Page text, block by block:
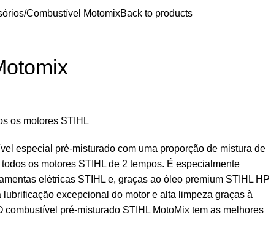
Combustível MotomixBack to products
os motores STIHL
especial pré-misturado com uma proporção de mistura de
os motores STIHL de 2 tempos. É especialmente
elétricas STIHL e, graças ao óleo premium STIHL HP
lubrificação excepcional do motor e alta limpeza graças à
combustível pré-misturado STIHL MotoMix tem as melhores